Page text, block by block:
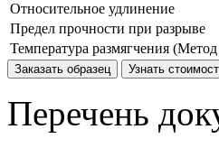
Относительное удлинение
Предел прочности при разрыве
Температура размягчения
Заказать образец Узнать
Перечень